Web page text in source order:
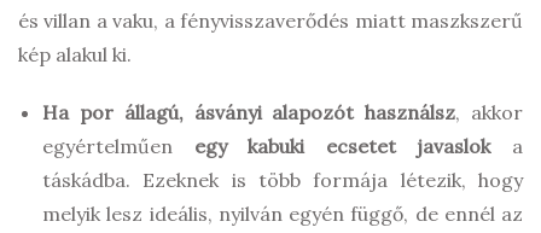
és villan a vaku, a fényvisszaverődés miatt maszkszerű
kép alakul ki.
Ha por állagú, ásványi alapozót használsz, akkor
egyértelműen egy kabuki ecsetet javasloka
táskádba. Ezeknek is több formája létezik, hogy
melyik lesz ideális, nyilván egyén függő, de ennél az